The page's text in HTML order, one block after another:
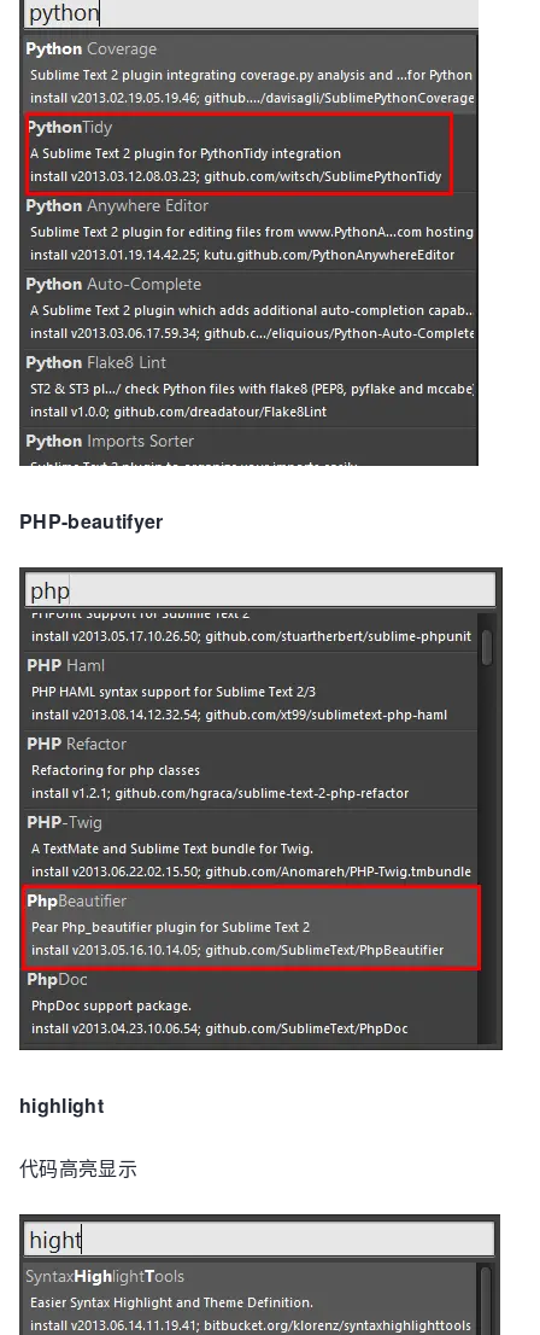
PHP-beautifyer
highlight
代码高亮显示